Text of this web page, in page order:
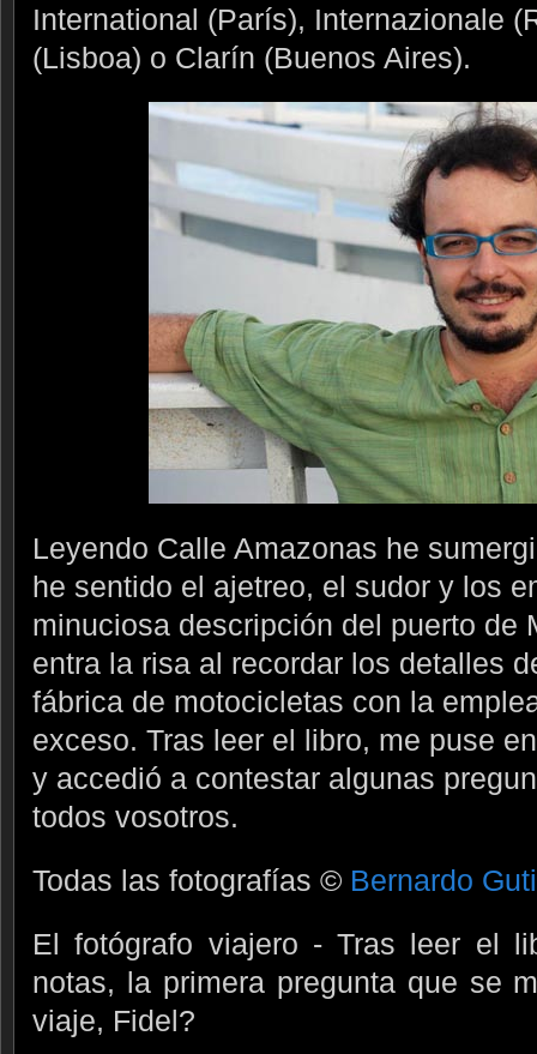
International (París), Internazionale
(Lisboa) o Clarín (Buenos Aires).
Leyendo Calle Amazonas he
he sentido el ajetreo, el sudor y los
minuciosa descripción del puerto de
entra la risa al recordar los detalles
fábrica de motocicletas con la
exceso. Tras leer el libro, me puse
y accedió a contestar algunas
todos vosotros.
Todas las fotografías © Bernardo
El fotógrafo viajero - Tras leer el
notas, la primera pregunta que se
viaje, Fidel?